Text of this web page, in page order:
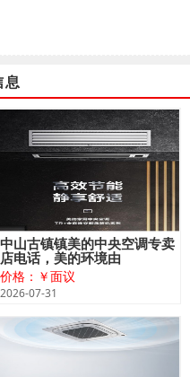
息
中山古镇镇美的中央空调专卖
店电话，美的环境由
价格：￥面议
2026-07-31